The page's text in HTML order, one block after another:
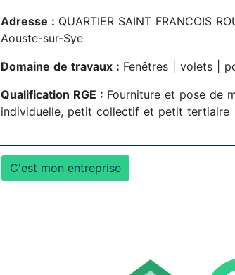
Adresse : QUARTIER SAINT FRANCOIS
Aouste-sur-Sye
Domaine de travaux : Fenêtres | volets |
Qualification RGE : Fourniture et pose de
individuelle, petit collectif et petit tertiaire
C'est mon entreprise